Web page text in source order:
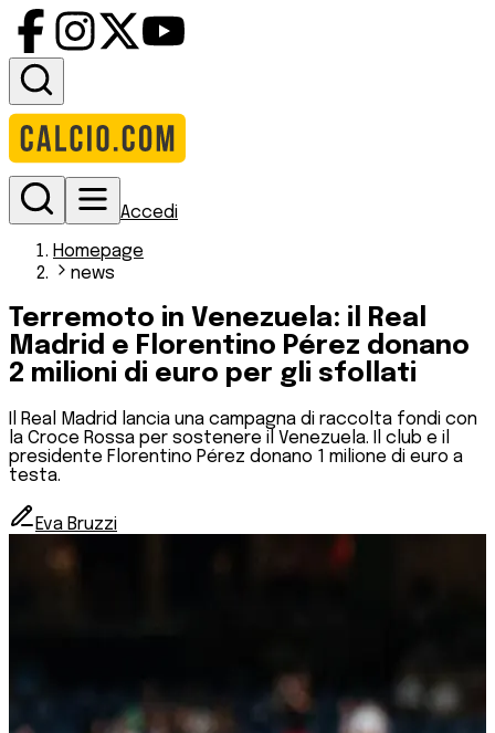
Accedi
Homepage
news
Terremoto in Venezuela: il Real
Madrid e Florentino Pérez donano
2 milioni di euro per gli sfollati
Il Real Madrid lancia una campagna di raccolta fondi con
la Croce Rossa per sostenere il Venezuela. Il club e il
presidente Florentino Pérez donano 1 milione di euro a
testa.
Eva Bruzzi